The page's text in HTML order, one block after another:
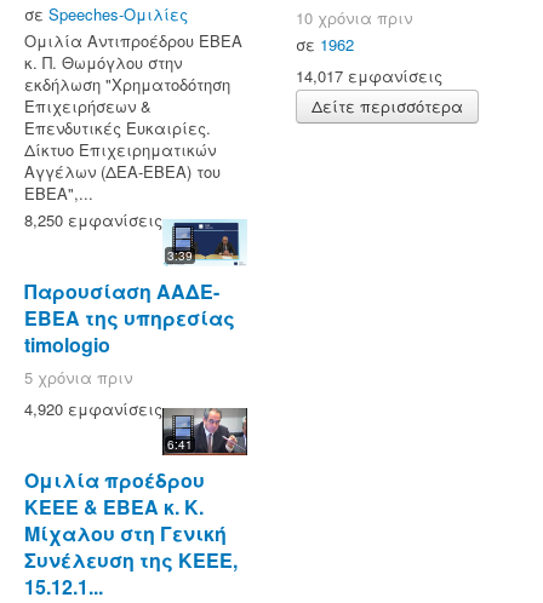
σε Speeches-Ομιλίες
Ομιλία Αντιπροέδρου ΕΒΕΑ
κ. Π. Θωμόγλου στην
εκδήλωση "Χρηματοδότηση
Επιχειρήσεων &
Επενδυτικές Ευκαιρίες.
Δίκτυο Επιχειρηματικών
Αγγέλων (ΔΕΑ-ΕΒΕΑ) του
ΕΒΕΑ",...
8,250 εμφανίσεις
3:39
Παρουσίαση ΑΑΔΕ-
ΕΒΕΑ της υπηρεσίας
timologio
5 χρόνια πριν
4,920 εμφανίσεις
6:41
Ομιλία προέδρου
ΚΕΕΕ & ΕΒΕΑ κ. Κ.
Μίχαλου στη Γενική
Συνέλευση της ΚΕΕΕ,
15.12.1...
10 χρόνια πριν
σε 1962
14,017 εμφανίσεις
Δείτε περισσότερα